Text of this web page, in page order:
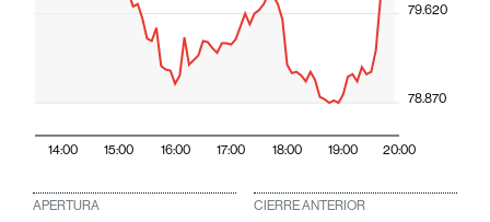
14:00 15:00 16:00 17:00 18:00 19:00 20:00
78.870
79.620
APERTURA CIERRE ANTERIOR